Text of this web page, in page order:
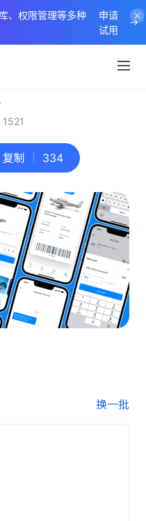
、权限管理等多种
申请
试用
1521
复制 334
换一批